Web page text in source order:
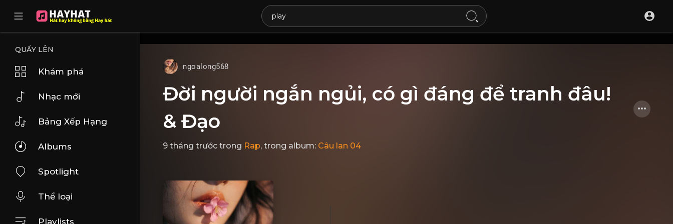
QUẨY LÊN
Khám phá
Nhạc mới
Bảng Xếp Hạng
Albums
Spotlight
Thể loại
Playlists
ngoalong568
Đời người ngắn ngủi, có gì đáng để tranh đâu!
& Đạo
9 tháng trước trong Rap, trong album: Câu lan 04